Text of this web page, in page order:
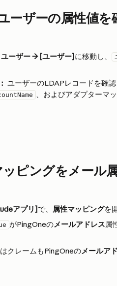
ーザーの属性値を
ーザー → [ユーザー]に移動し、
ユーザーのLDAPレコードを確認
、およびアダプターマ
ピングをメール
アプリ]で、 属性マッピングを
がPingOneのメールアドレス属
クレームもPingOneのメールア